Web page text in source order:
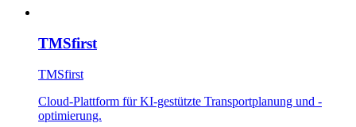
TMSfirst
TMSfirst
Cloud-Plattform für KI-gestützte Transportplanung und -
optimierung.